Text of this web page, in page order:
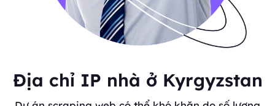
Địa chỉ IP nhà ở Kyrgyzstan